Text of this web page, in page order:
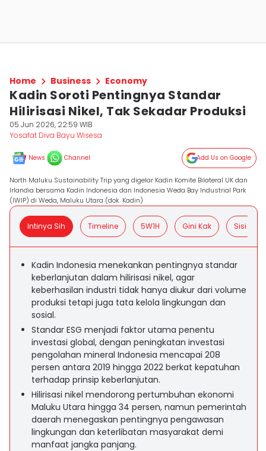
Home Business Economy
Kadin Soroti Pentingnya Standar
Hilirisasi Nikel, Tak Sekadar Produksi
05 Jun 2026, 22:59 WIB
Yosafat Diva Bayu Wisesa
News Channel Add Us on Google
North Maluku Sustainability Trip yang digelar Kadin Komite Bilateral UK dan
Irlandia bersama Kadin Indonesia dan Indonesia Weda Bay Industrial Park
(IWIP) di Weda, Maluku Utara (dok. Kadin)
Intinya Sih Timeline 5W1H Gini Kak Sisi
Kadin Indonesia menekankan pentingnya standar
keberlanjutan dalam hilirisasi nikel, agar
keberhasilan industri tidak hanya diukur dari volume
produksi tetapi juga tata kelola lingkungan dan
sosial.
Standar ESG menjadi faktor utama penentu
investasi global, dengan peningkatan investasi
pengolahan mineral Indonesia mencapai 208
persen antara 2019 hingga 2022 berkat kepatuhan
terhadap prinsip keberlanjutan.
Hilirisasi nikel mendorong pertumbuhan ekonomi
Maluku Utara hingga 34 persen, namun pemerintah
daerah menegaskan pentingnya pengawasan
lingkungan dan keterlibatan masyarakat demi
manfaat jangka panjang.